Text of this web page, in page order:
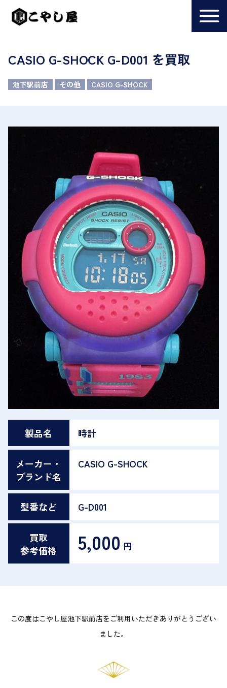
CASIO G-SHOCK G-D001 を買取
池下駅前店 その他 CASIO G-SHOCK
製品名 時計
メーカー・
ブランド名
CASIO G-SHOCK
型番など G-D001
買取
参考価格
5,000 円
この度はこやし屋池下駅前店をご利用いただきありがとうござい
ました。